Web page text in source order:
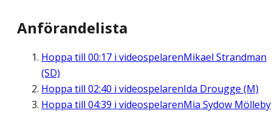
Anförandelista
Hoppa till 00:17 i videospelarenMikael Strandman
(SD)
Hoppa till 02:40 i videospelarenIda Drougge (M)
Hoppa till 04:39 i videospelarenMia Sydow Mölleby